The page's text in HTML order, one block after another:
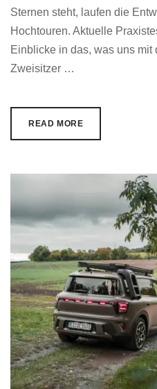
Sternen steht, laufen die
Hochtouren. Aktuelle
Einblicke in das, was uns mit
Zweisitzer …
READ MORE